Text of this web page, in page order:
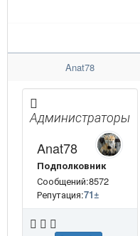
Anat78
Администраторы
Anat78
Подполковник
Сообщений:8572
Репутация:71±